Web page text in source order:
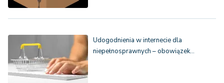
Udogodnienia w internecie dla
niepełnosprawnych – obowiązek…